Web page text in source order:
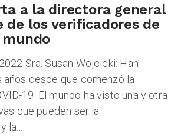
a la directora general
de los verificadores de
mundo
Sra. Susan Wojcicki: Han
años desde que comenzó la
19. El mundo ha visto una y otra
que pueden ser la